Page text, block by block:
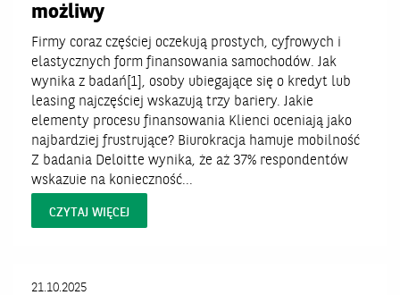
możliwy
Firmy coraz częściej oczekują prostych, cyfrowych i
elastycznych form finansowania samochodów. Jak
wynika z badań[1], osoby ubiegające się o kredyt lub
leasing najczęściej wskazują trzy bariery. Jakie
elementy procesu finansowania Klienci oceniają jako
najbardziej frustrujące? Biurokracja hamuje mobilność
Z badania Deloitte wynika, że aż 37% respondentów
wskazuje na konieczność...
CZYTAJ WIĘCEJ
21.10.2025